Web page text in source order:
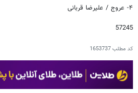
۴- عروج / علیرضا قربانی
57245
کد مطلب1653737